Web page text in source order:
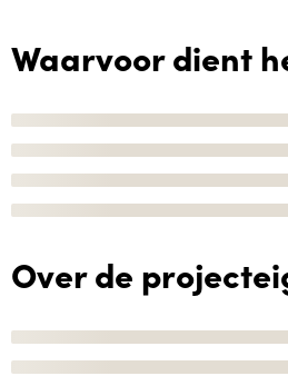
Waarvoor dient
Over de